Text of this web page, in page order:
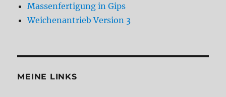
Massenfertigung in Gips
Weichenantrieb Version 3
MEINE LINKS